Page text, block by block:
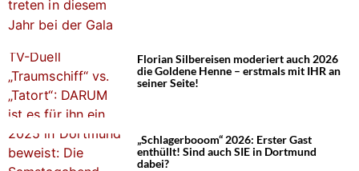
Florian Silbereisen moderiert auch 2026
die Goldene Henne – erstmals mit IHR an
seiner Seite!
„Schlagerbooom“ 2026: Erster Gast
enthüllt! Sind auch SIE in Dortmund
dabei?